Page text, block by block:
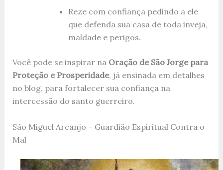
Reze com confiança pedindo a ele
que defenda sua casa de toda inveja,
maldade e perigos.
Você pode se inspirar na Oração de São Jorge para
Proteção e Prosperidade, já ensinada em detalhes
no blog, para fortalecer sua confiança na
intercessão do santo guerreiro.
São Miguel Arcanjo – Guardião Espiritual Contra o
Mal